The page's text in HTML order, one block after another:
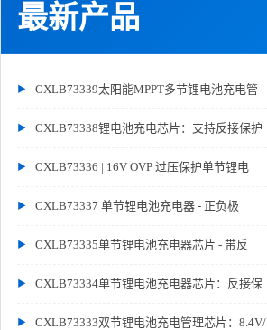
最新产品
CXLB73339太阳能MPPT多节锂电池充电管
CXLB73338锂电池充电芯片：支持反接保护
CXLB73336 | 16V OVP 过压保护单节锂电
CXLB73337 单节锂电池充电器 - 正负极
CXLB73335单节锂电池充电器芯片 - 带反
CXLB73334单节锂电池充电器芯片：反接保
CXLB73333双节锂电池充电管理芯片：8.4V/